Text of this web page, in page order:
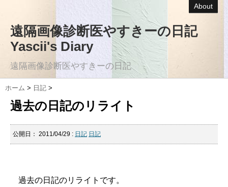
About
遠隔画像診断医やすきーの日記
Yascii's Diary
遠隔画像診断医やすきーの日記
ホーム > 日記 >
過去の日記のリライト
公開日： 2011/04/29 : 日記 日記
過去の日記のリライトです。